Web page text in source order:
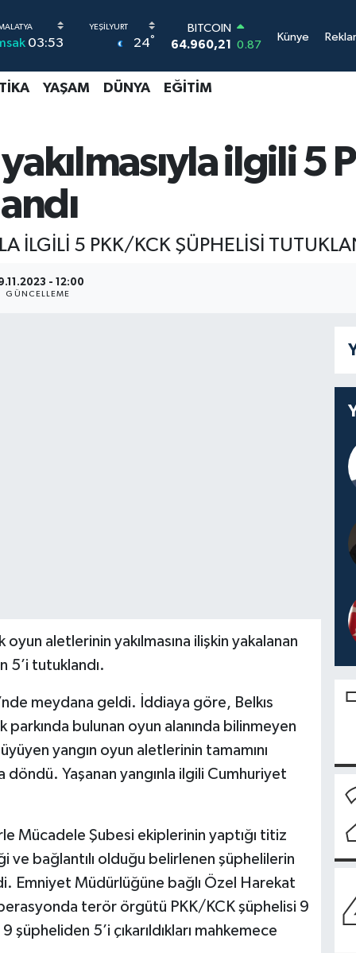
03:53 24°
DOLAR
47,7436 0.18
EURO
GRAM ALTIN
6648.99
2.59
Künye
YAŞAM DÜNYA EĞITIM
ilgili 5
İLGİLİ 5 PKK/KCK ŞÜPHELİSİ
- 12:00
GÜNCELLEME
aletlerinin yakılmasına ilişkin yakalanan
5’i tutuklandı.
meydana geldi. İddiaya göre, Belkıs
bulunan oyun alanında bilinmeyen
yangın oyun aletlerinin tamamını
Yaşanan yangınla ilgili Cumhuriyet
Mücadele Şubesi ekiplerinin yaptığı titiz
ve bağlantılı olduğu belirlenen şüphelilerin
Emniyet Müdürlüğüne bağlı Özel Harekat
terör örgütü PKK/KCK şüphelisi 9
şüpheliden 5’i çıkarıldıkları mahkemece